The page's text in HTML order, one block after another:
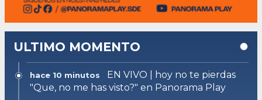
ULTIMO MOMENTO
hace 10 minutos
EN VIVO | hoy no te pierdas
"Que, no me has visto?" en Panorama Play